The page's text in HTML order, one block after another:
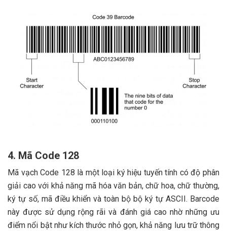
4. Mã Code 128
Mã vạch Code 128 là một loại ký hiệu tuyến tính có độ phân
giải cao với khả năng mã hóa văn bản, chữ hoa, chữ thường,
ký tự số, mã điều khiển và toàn bộ bộ ký tự ASCII. Barcode
này được sử dụng rộng rãi và đánh giá cao nhờ những ưu
điểm nổi bật như kích thước nhỏ gọn, khả năng lưu trữ thông